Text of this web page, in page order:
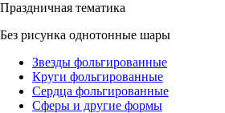
Праздничная тематика
Без рисунка однотонные шары
Звезды фольгированные
Круги фольгированные
Сердца фольгированные
Сферы и другие формы